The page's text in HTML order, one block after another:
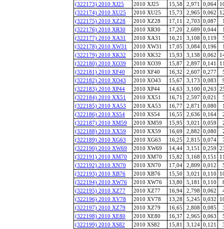
(322173) 2010 XJ25
2010 XJ25 15,58 2,971 0,064
(322174) 2010 XU25
2010 XU25 15,73 2,965 0,062
(322175) 2010 XZ28
2010 XZ28 17,11 2,703 0,087
(322176) 2010 XR30
2010 XR30 17,20 2,689 0,044
(322177) 2010 XA31
2010 XA31 16,21 3,108 0,119
(322178) 2010 XW31
2010 XW31 17,05 3,084 0,196
(322179) 2010 XK32
2010 XK32 15,93 3,138 0,062
(322180) 2010 XO39
2010 XO39 15,87 2,897 0,141
(322181) 2010 XF40
2010 XF40 16,32 2,607 0,277
(322182) 2010 XO43
2010 XO43 15,67 3,173 0,083
(322183) 2010 XP44
2010 XP44 14,63 3,100 0,263
(322184) 2010 XX51
2010 XX51 16,71 2,597 0,021
(322185) 2010 XA53
2010 XA53 16,77 2,871 0,080
(322186) 2010 XS54
2010 XS54 16,55 2,636 0,164
(322187) 2010 XM59
2010 XM59 15,95 3,021 0,059
(322188) 2010 XX59
2010 XX59 16,69 2,882 0,080
(322189) 2010 XG63
2010 XG63 16,25 2,815 0,074
(322190) 2010 XW69
2010 XW69 14,44 3,151 0,259
(322191) 2010 XM70
2010 XM70 15,82 3,168 0,151
(322192) 2010 XN70
2010 XN70 17,04 2,809 0,012
(322193) 2010 XB76
2010 XB76 15,50 3,021 0,110
(322194) 2010 XW76
2010 XW76 13,80 5,181 0,110
(322195) 2010 XZ77
2010 XZ77 16,94 2,798 0,062
(322196) 2010 XV78
2010 XV78 13,28 5,245 0,032
(322197) 2010 XZ79
2010 XZ79 16,65 2,808 0,085
(322198) 2010 XE80
2010 XE80 16,37 2,965 0,063
(322199) 2010 XS82
2010 XS82 15,81 3,124 0,121